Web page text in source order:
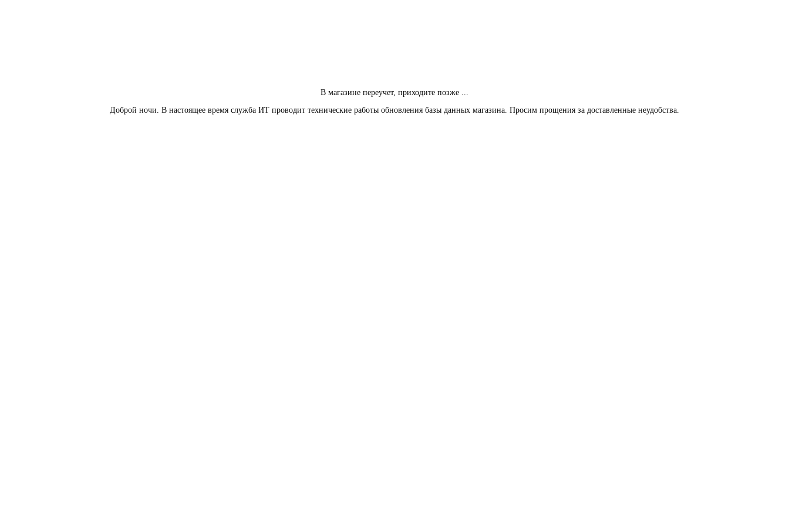
В магазине переучет, приходите позже ...
Доброй ночи. В настоящее время служба ИТ проводит технические работы обновления базы данных магазина. Просим прощения за доставленные неудобства.